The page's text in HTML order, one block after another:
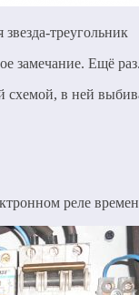
треугольник
замечание. Ещё
схемой, в ней
реле